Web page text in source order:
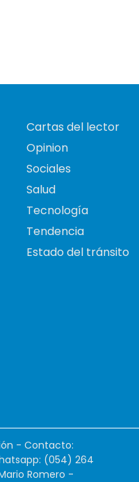
Cartas del lector
Opinion
Sociales
Salud
Tecnología
Tendencia
Estado del tránsito
- Contacto:
(054) 264
Romero -